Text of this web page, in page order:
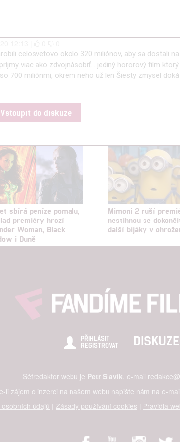
celosvetovo okolo 320 miliónov, aby sa dostali
viac ako zdvojnásobiť... jediný hororový film ktorý
700 miliónmi, okrem neho už len Šiesty zmysel
Vstoupit do diskuze
sbírá peníze pomalu,
premiéry hrozí
Woman, Black
i Duně
Mimoni 2 ruší
nestihnou se
další bijáky v
PŘIHLÁSIT
REGISTROVAT
DISKUZE
Šéfredaktor webu je Petr Slavík , e-mail
li zájem o inzerci na našem webu napište nám na e-mail
údajů | Zásady používání cookies | Pravidla